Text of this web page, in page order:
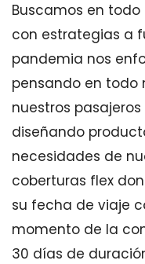
Buscamos en
con estrategias a
pandemia nos
pensando en todo
nuestros
diseñando
necesidades de
coberturas flex
su fecha de viaje
momento de la
30 días de